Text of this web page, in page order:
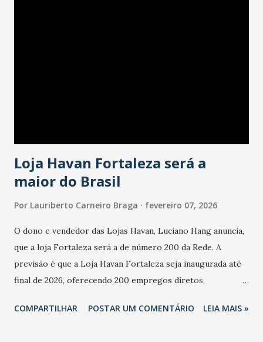
cresceu. De acordo com a pesquisa, 44% dos n...
Loja Havan Fortaleza será a
maior do Brasil
Por Lauriberto Carneiro Braga fevereiro 07, 2026
O dono e vendedor das Lojas Havan, Luciano Hang anuncia,
que a loja Fortaleza será a de número 200 da Rede. A
previsão é que a Loja Havan Fortaleza seja inaugurada até
final de 2026, oferecendo 200 empregos diretos,
Havan Fortaleza ainda não foi anunciada oficialmente, mas
COMPARTILHAR POSTAR UM COMENTÁRIO LEIA MAIS »